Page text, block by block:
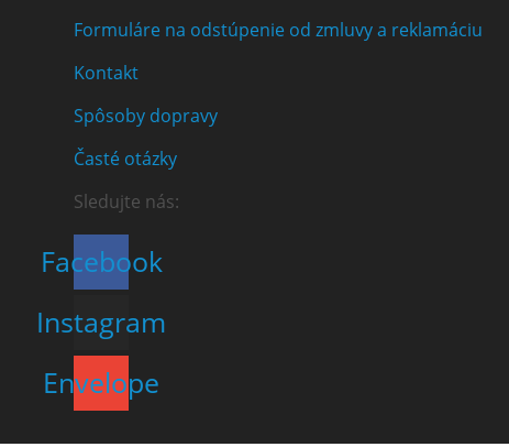
Formuláre na odstúpenie od zmluvy a reklamáciu
Kontakt
Spôsoby dopravy
Časté otázky
Sledujte nás:
Facebook
Instagram
Envelope